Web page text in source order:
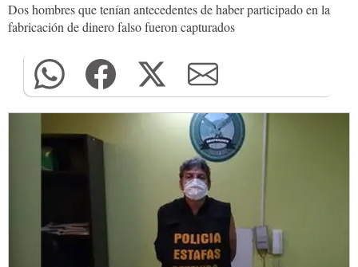
Dos hombres que tenían antecedentes de haber participado en la
fabricación de dinero falso fueron capturados